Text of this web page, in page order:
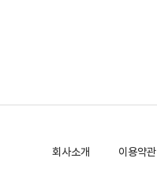
회사소개 이용약관